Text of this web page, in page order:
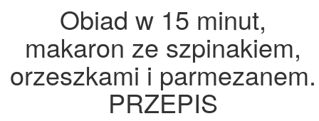
Obiad w 15 minut,
makaron ze szpinakiem,
orzeszkami i parmezanem.
PRZEPIS